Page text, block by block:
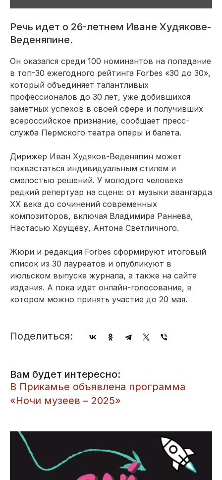
Речь идет о 26-летнем Иване Худякове-
Веденяпине.
Он оказался среди 100 номинантов на попадание
в топ-30 ежегодного рейтинга Forbes «30 до 30»,
который объединяет талантливых
профессионалов до 30 лет, уже добившихся
заметных успехов в своей сфере и получивших
всероссийское признание, сообщает пресс-
служба Пермского театра оперы и балета.
Дирижер Иван Худяков-Веденяпин может
похвастаться индивидуальным стилем и
смелостью решений. У молодого человека
редкий репертуар на сцене: от музыки авангарда
XX века до сочинений современных
композиторов, включая Владимира Раннева,
Настасью Хрущёву, Антона Светличного.
Жюри и редакция Forbes сформируют итоговый
список из 30 лауреатов и опубликуют в
июльском выпуске журнала, а также на сайте
издания. А пока идет онлайн-голосование, в
котором можно принять участие до 20 мая.
Поделиться:
Вам будет интересно:
В Прикамье объявлена программа
«Ночи музеев – 2025»